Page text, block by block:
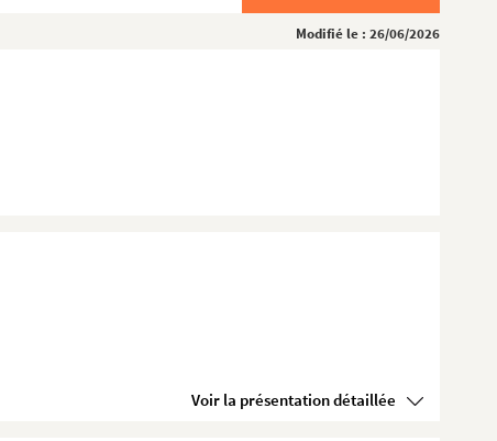
Modifié le : 26/06/2026
Voir la présentation détaillée